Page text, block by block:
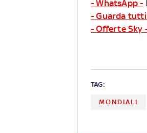
- WhatsApp -
- Guarda
- Offerte Sky
TAG:
MONDIALI